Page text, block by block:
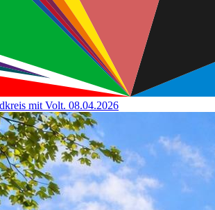
mit Volt. 08.04.2026